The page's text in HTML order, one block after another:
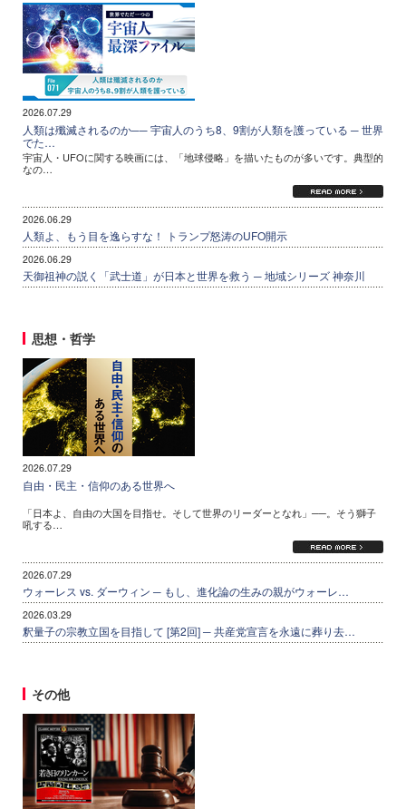
2026.07.29
人類は殲滅されるのか── 宇宙人のうち8、9割が人類を護っている ─ 世界
でた…
宇宙人・UFOに関する映画には、「地球侵略」を描いたものが多いです。典型的
なの…
2026.06.29
人類よ、もう目を逸らすな！ トランプ怒涛のUFO開示
2026.06.29
天御祖神の説く「武士道」が日本と世界を救う ─ 地域シリーズ 神奈川
思想・哲学
2026.07.29
自由・民主・信仰のある世界へ
「日本よ、自由の大国を目指せ。そして世界のリーダーとなれ」──。そう獅子
吼する…
2026.07.29
ウォーレス vs. ダーウィン ─ もし、進化論の生みの親がウォーレ…
2026.03.29
釈量子の宗教立国を目指して [第2回] ─ 共産党宣言を永遠に葬り去…
その他